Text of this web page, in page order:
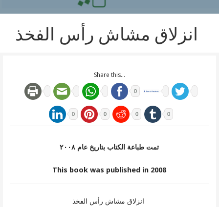
انزلاق مشاش رأس الفخذ
Share this...
0
0 0 0 0
تمت طباعة الكتاب بتاريخ عام ٢٠٠٨
This book was published in 2008
انزلاق مشاش رأس الفخذ